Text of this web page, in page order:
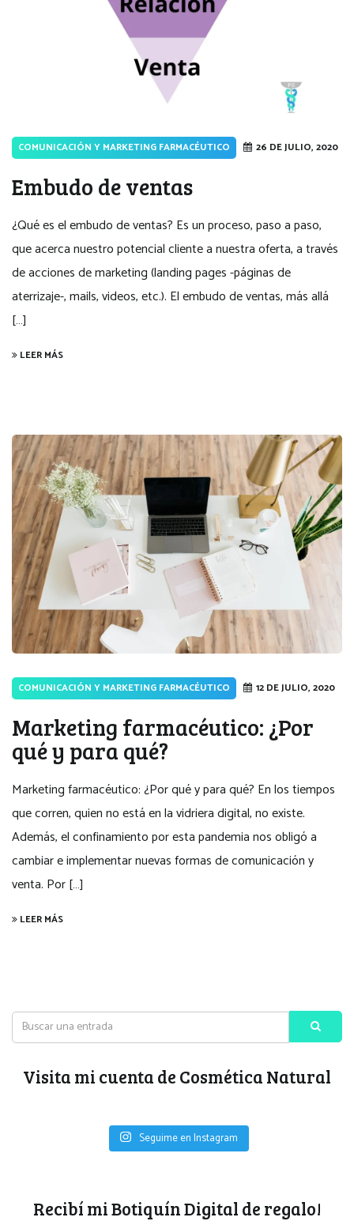
COMUNICACIÓN Y MARKETING FARMACÉUTICO 26 DE JULIO, 2020
Embudo de ventas
¿Qué es el embudo de ventas? Es un proceso, paso a paso,
que acerca nuestro potencial cliente a nuestra oferta, a través
de acciones de marketing (landing pages -páginas de
aterrizaje-, mails, videos, etc.). El embudo de ventas, más allá
[…]
LEER MÁS
COMUNICACIÓN Y MARKETING FARMACÉUTICO 12 DE JULIO, 2020
Marketing farmacéutico: ¿Por
qué y para qué?
Marketing farmacéutico: ¿Por qué y para qué? En los tiempos
que corren, quien no está en la vidriera digital, no existe.
Además, el confinamiento por esta pandemia nos obligó a
cambiar e implementar nuevas formas de comunicación y
venta. Por […]
LEER MÁS
Visita mi cuenta de Cosmética Natural
Seguime en Instagram
Recibí mi Botiquín Digital de regalo!